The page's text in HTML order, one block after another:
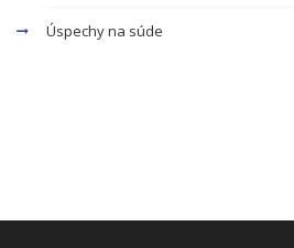
Úspechy na súde